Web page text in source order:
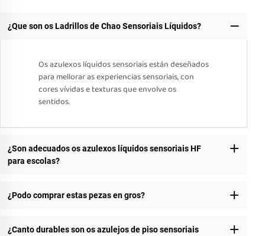
¿Que son os Ladrillos de Chao Sensoriais Líquidos?
Os azulexos líquidos sensoriais están deseñados
para mellorar as experiencias sensoriais, con
cores vívidas e texturas que envolve os
sentidos.
¿Son adecuados os azulexos líquidos sensoriais HF
para escolas?
¿Podo comprar estas pezas en gros?
¿Canto durables son os azulejos de piso sensoriais